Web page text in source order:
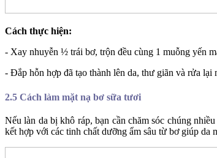
Cách thực hiện:
- Xay nhuyễn ½ trái bơ, trộn đều cùng 1 muỗng yến
- Đắp hỗn hợp đã tạo thành lên da, thư giãn và rửa lại
2.5 Cách làm mặt nạ bơ sữa tươi
Nếu làn da bị khô ráp, bạn cần chăm sóc chúng
kết hợp với các tinh chất dưỡng ẩm sâu từ bơ giúp da